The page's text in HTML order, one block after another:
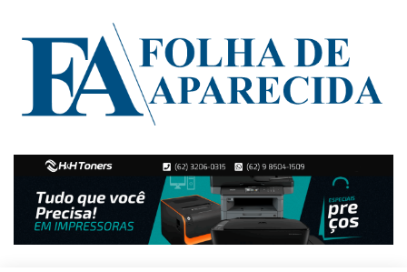
Folha de
Aparecida
Notícias
de
Aparecida
de
Goiânia